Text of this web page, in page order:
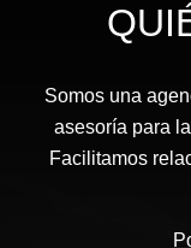
Somos una
asesoría para
Facilitamos